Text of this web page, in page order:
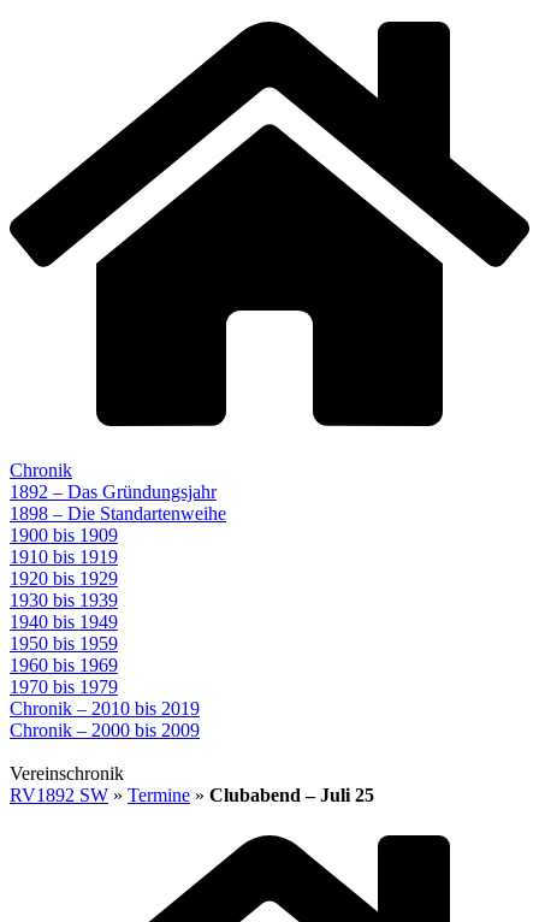
Chronik
1892 – Das Gründungsjahr
1898 – Die Standartenweihe
1900 bis 1909
1910 bis 1919
1920 bis 1929
1930 bis 1939
1940 bis 1949
1950 bis 1959
1960 bis 1969
1970 bis 1979
Chronik – 2010 bis 2019
Chronik – 2000 bis 2009
Vereinschronik
RV1892 SW » Termine » Clubabend – Juli 25